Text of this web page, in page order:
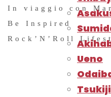
In viaggio con
Be Inspired
Rock’N’Roll
Ueno
Tsukiji